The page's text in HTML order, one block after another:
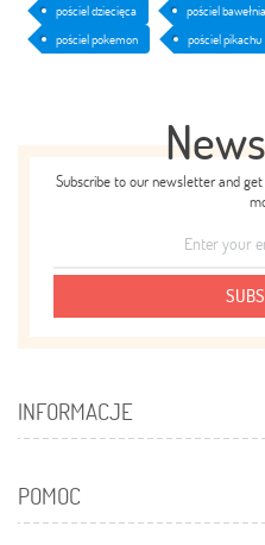
pościel dziecięca pościel
pościel pokemon
pościel pikachu
Subscribe to our newsletter and
INFORMACJE
POMOC